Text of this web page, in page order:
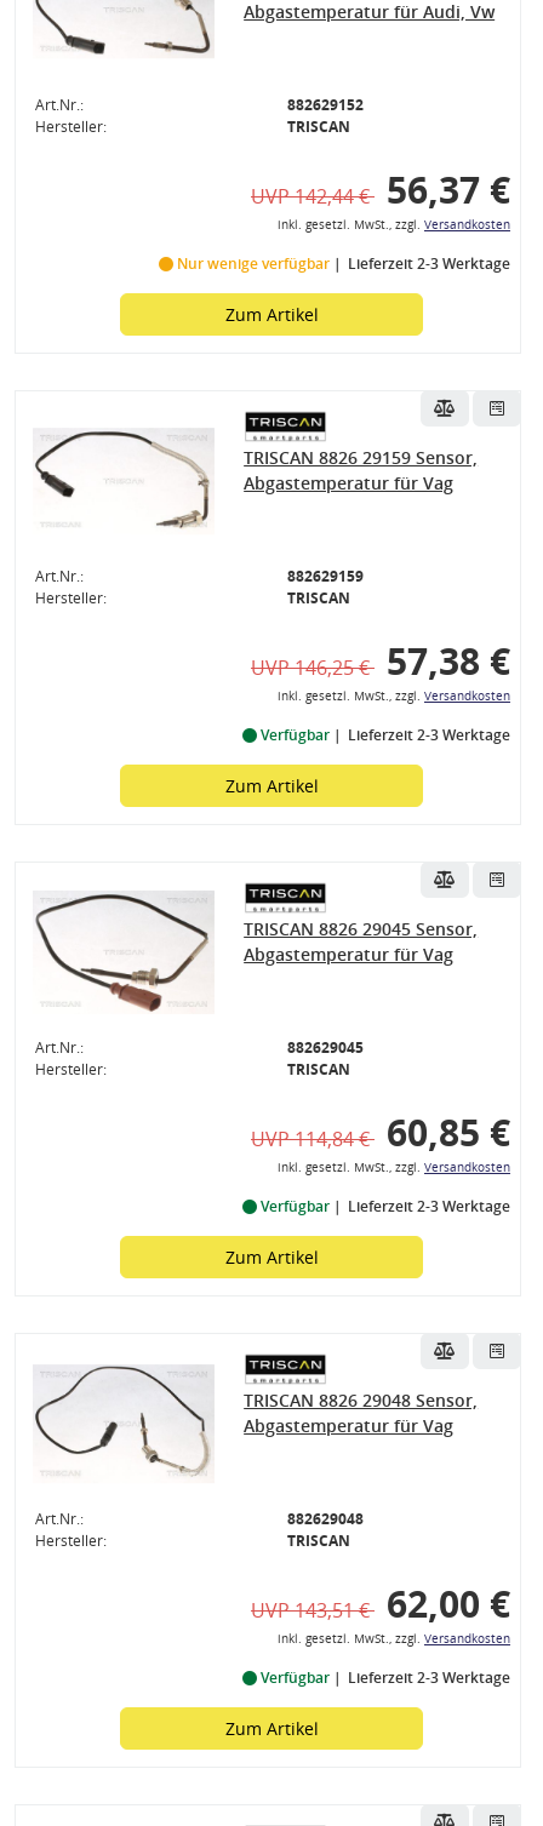
Abgastemperatur für Audi, Vw
Art.Nr.:
882629152
Hersteller:
TRISCAN
UVP 142,44 € 56,37 €
inkl. gesetzl. MwSt., zzgl. Versandkosten
Nur wenige verfügbar Lieferzeit 2-3 Werktage
Zum Artikel
TRISCAN 8826 29159 Sensor,
Abgastemperatur für Vag
Art.Nr.:
882629159
Hersteller:
TRISCAN
UVP 146,25 € 57,38 €
inkl. gesetzl. MwSt., zzgl. Versandkosten
Verfügbar Lieferzeit 2-3 Werktage
Zum Artikel
TRISCAN 8826 29045 Sensor,
Abgastemperatur für Vag
Art.Nr.:
882629045
Hersteller:
TRISCAN
UVP 114,84 € 60,85 €
inkl. gesetzl. MwSt., zzgl. Versandkosten
Verfügbar Lieferzeit 2-3 Werktage
Zum Artikel
TRISCAN 8826 29048 Sensor,
Abgastemperatur für Vag
Art.Nr.:
882629048
Hersteller:
TRISCAN
UVP 143,51 € 62,00 €
inkl. gesetzl. MwSt., zzgl. Versandkosten
Verfügbar Lieferzeit 2-3 Werktage
Zum Artikel